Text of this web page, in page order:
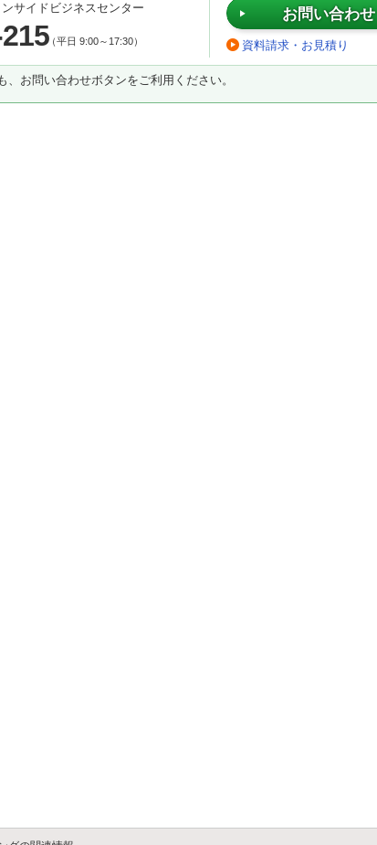
サイドビジネスセンター
（平日 9:00～17:30）
お問い合わせ
資料請求・お見積り
、お問い合わせボタンをご利用ください。